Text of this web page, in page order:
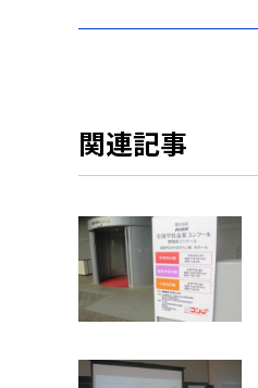
関連記事